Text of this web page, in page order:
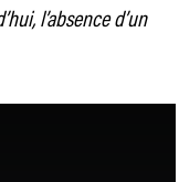
l’absence d’un